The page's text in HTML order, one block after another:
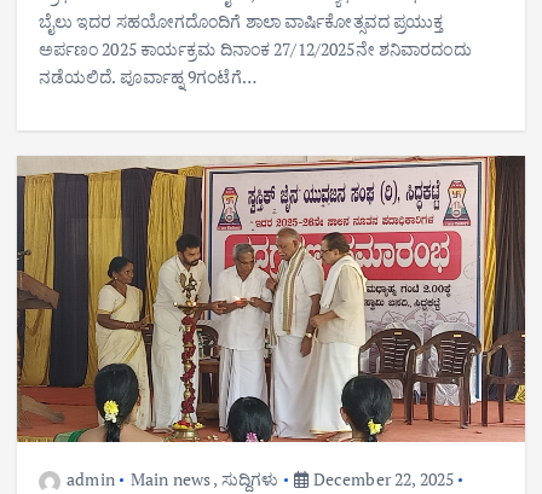
ಬೈಲು ಇದರ ಸಹಯೋಗದೊಂದಿಗೆ ಶಾಲಾ ವಾರ್ಷಿಕೋತ್ಸವದ ಪ್ರಯುಕ್ತ
ಅರ್ಪಣಂ 2025 ಕಾರ್ಯಕ್ರಮ ದಿನಾಂಕ 27/12/2025ನೇ ಶನಿವಾರದಂದು
ನಡೆಯಲಿದೆ. ಪೂರ್ವಾಹ್ನ 9ಗಂಟೆಗೆ…
admin Main news, ಸುದ್ದಿಗಳು
December 22, 2025